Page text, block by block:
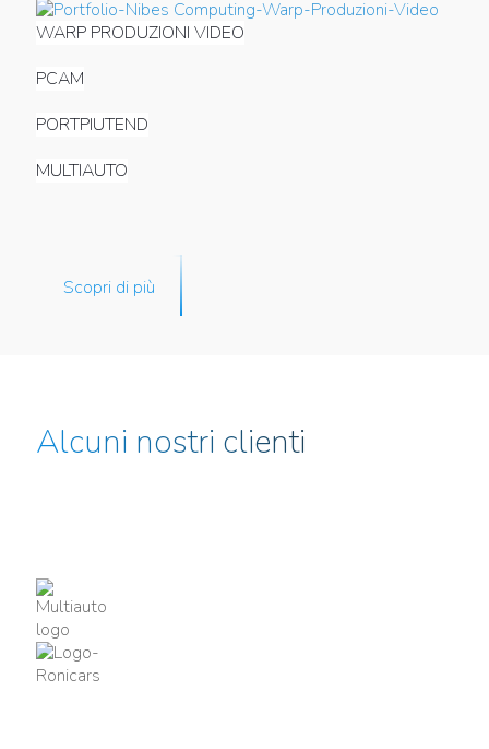
WARP PRODUZIONI VIDEO
PCAM
PORTPIUTEND
MULTIAUTO
Scopri di più
Alcuni nostri clienti